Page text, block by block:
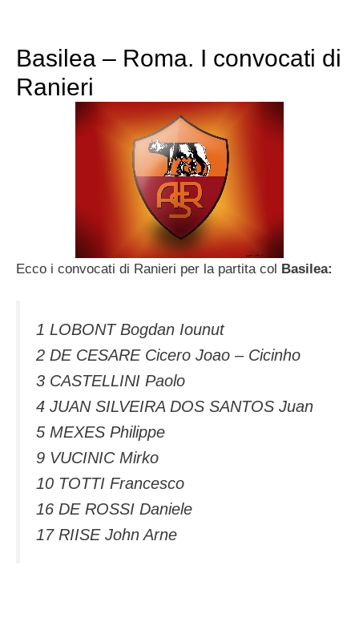
Basilea – Roma. I convocati di
Ranieri
Ecco i convocati di Ranieri per la partita col Basilea:
1 LOBONT Bogdan Iounut
2 DE CESARE Cicero Joao – Cicinho
3 CASTELLINI Paolo
4 JUAN SILVEIRA DOS SANTOS Juan
5 MEXES Philippe
9 VUCINIC Mirko
10 TOTTI Francesco
16 DE ROSSI Daniele
17 RIISE John Arne